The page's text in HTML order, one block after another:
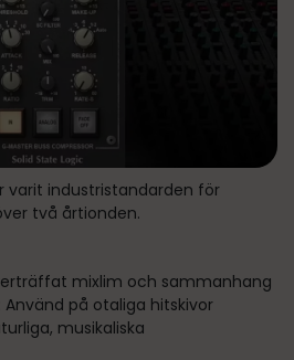
varit industristandarden för
två årtionden.
mixlim och sammanhang
Använd på otaliga hitskivor
musikaliska